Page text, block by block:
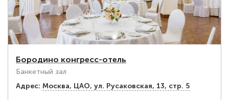
Бородино конгресс-отель
Банкетный зал
Адрес: Москва, ЦАО, ул. Русаковская, 13, стр. 5